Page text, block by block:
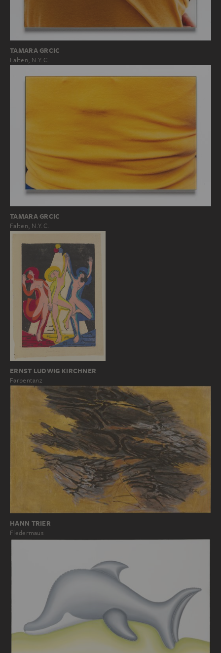
TAMARA GRCIC
Falten, N.Y.C.
TAMARA GRCIC
Falten, N.Y.C.
ERNST LUDWIG KIRCHNER
Farbentanz
HANN TRIER
Fledermaus